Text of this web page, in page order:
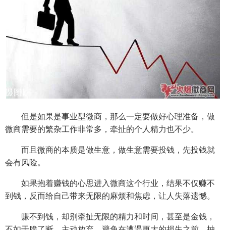
但是如果是事业型微商，那么一定要做好心理准备，做
微商需要的繁杂工作非常多，牵扯的个人精力也不少。
而且微商的本质是做生意，做生意需要投钱，先投钱就
会有风险。
如果抱着赚钱的心思进入微商这个行业，结果不仅赚不
到钱，反而给自己带来无限的麻烦和焦虑，让人失落遗憾。
赚不到钱，却别牵扯无限的精力和时间，甚至是金钱，